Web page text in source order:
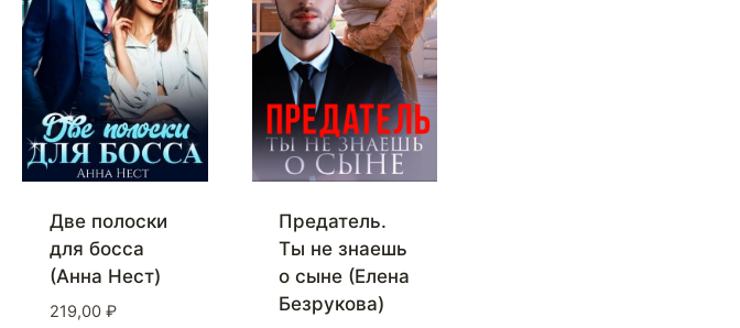
Две полоски
для босса
(Анна Нест)
219,00 ₽
Предатель.
Ты не знаешь
о сыне (Елена
Безрукова)